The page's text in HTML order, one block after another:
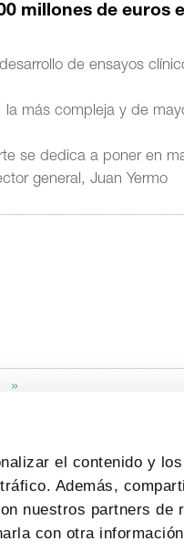
el contenido y
Además,
nuestros partners de
con otra
millones de euros
de ensayos
más compleja y de
se dedica a poner en
general, Juan Yermo
»